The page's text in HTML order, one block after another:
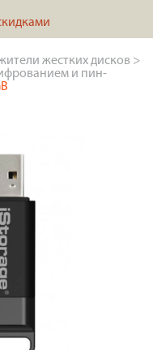
жестких дисков >
и пин-